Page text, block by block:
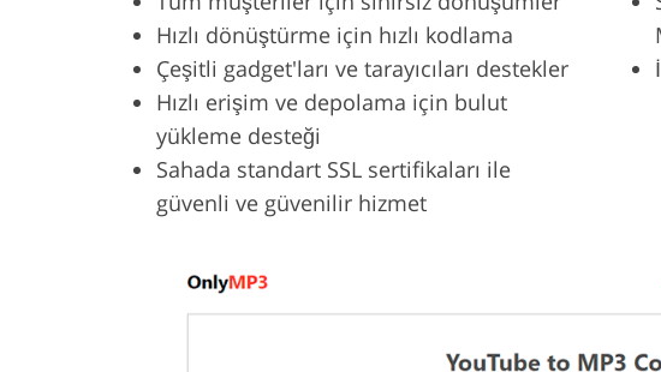
Hızlı dönüştürme için hızlı kodlama
Çeşitli gadget'ları ve tarayıcıları destekler
Hızlı erişim ve depolama için bulut
yükleme desteği
Sahada standart SSL sertifikaları ile
güvenli ve güvenilir hizmet